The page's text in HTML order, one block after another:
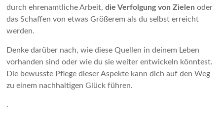
durch ehrenamtliche Arbeit,die Verfolgung von Zielen oder
das Schaffen von etwas Größerem als du selbst erreicht
werden.
Denke darüber nach, wie diese Quellen in deinem Leben
vorhanden sind oder wie du sie weiter entwickeln könntest.
Die bewusste Pflege dieser Aspekte kann dich auf den Weg
zu einem nachhaltigen Glück führen.
.